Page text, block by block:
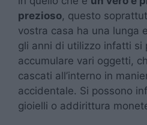
prezioso, questo
vostra casa ha una lunga
gli anni di utilizzo infatti si
accumulare vari oggetti,
cascati all’interno in
accidentale. Si possono
gioielli o addirittura